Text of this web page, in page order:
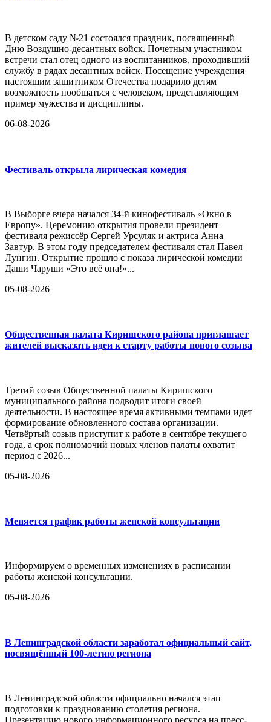
В детском саду №21 состоялся праздник, посвященный
Дню Воздушно-десантных войск. Почетным участником
встречи стал отец одного из воспитанников, проходивший
службу в рядах десантных войск. Посещение учреждения
настоящим защитником Отечества подарило детям
возможность пообщаться с человеком, представляющим
пример мужества и дисциплины.
06-08-2026
Фестиваль открыла лирическая комедия
В Выборге вчера начался 34-й кинофестиваль «Окно в
Европу». Церемонию открытия провели президент
фестиваля режиссёр Сергей Урсуляк и актриса Анна
Завтур. В этом году председателем фестиваля стал Павел
Лунгин. Открытие прошло с показа лирической комедии
Даши Чаруши «Это всё она!»...
05-08-2026
Общественная палата Киришского района приглашает
жителей высказать идеи к старту работы нового созыва
Третий созыв Общественной палаты Киришского
муниципального района подводит итоги своей
деятельности. В настоящее время активными темпами идет
формирование обновленного состава организации.
Четвёртый созыв приступит к работе в сентябре текущего
года, а срок полномочий новых членов палаты охватит
период с 2026...
05-08-2026
Меняется график работы женской консультации
Информируем о временных изменениях в расписании
работы женской консультации.
05-08-2026
В Ленинградской области заработал официальный сайт,
посвящённый 100-летию региона
В Ленинградской области официально начался этап
подготовки к празднованию столетия региона.
Презентацию нового информационного ресурса на пресс-